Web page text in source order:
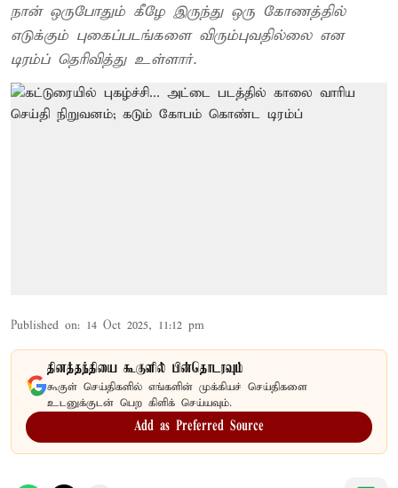
நான் ஒருபோதும் கீழே இருந்து ஒரு கோணத்தில்
எடுக்கும் புகைப்படங்களை விரும்புவதில்லை என
டிரம்ப் தெரிவித்து உள்ளார்.
Published on: 14 Oct 2025, 11:12 pm
தினத்தந்தியை கூகுளில் பின்தொடரவும்
கூகுள் செய்திகளில் எங்களின் முக்கியச் செய்திகளை
உடனுக்குடன் பெற கிளிக் செய்யவும்.
Add as Preferred Source